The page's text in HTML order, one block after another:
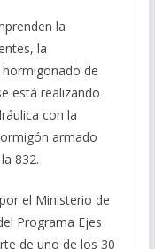
la
la
de
está realizando
con la
armado
832.
el Ministerio de
Programa Ejes
de uno de los 30